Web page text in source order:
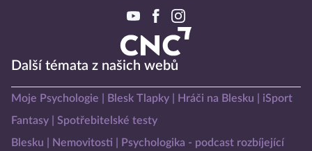
Další témata z našich webů
Moje Psychologie Blesk Tlapky Hráči na Blesku
iSport
Fantasy
Spotřebitelské testy
Blesku
Nemovitosti
Psychologika - podcast rozbíjející